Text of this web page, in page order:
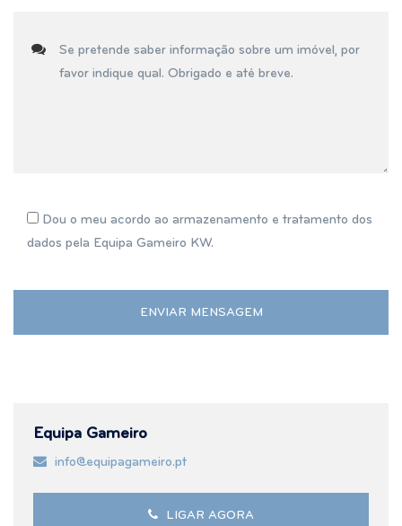
Dou o meu acordo ao armazenamento e tratamento dos
dados pela Equipa Gameiro KW.
Equipa Gameiro
info@equipagameiro.pt
LIGAR AGORA